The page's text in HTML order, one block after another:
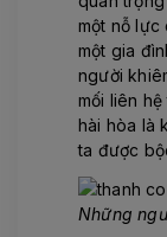
một nỗ lực
một gia
người
mối liên
hài hòa là
ta được
Những